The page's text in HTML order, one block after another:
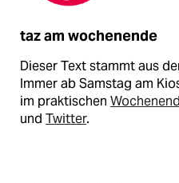
taz am wochenende
Dieser Text stammt aus
Immer ab Samstag am
im praktischen
und Twitter.